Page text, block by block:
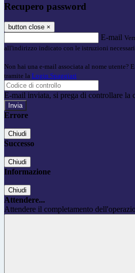
Recupero password
button close ×
E-mail
all'indirizzo indicato con le istruzioni
Non hai una e-mail associata al nome utente?
tramite la Login Spaggiari
E-mail inviata, si prega di controllare la
Errore
Chiudi
Successo
Chiudi
Informazione
Chiudi
Attendere...
Attendere il completamento